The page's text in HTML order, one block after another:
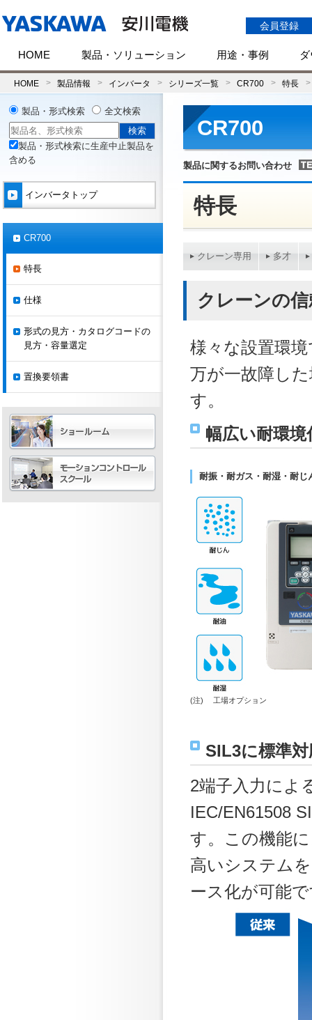
会員登録
HOME 製品・ソリューション 用途・事例
HOME 製品情報 インバータ シリーズ一覧 CR700 特長
CR700
製品に関するお問い合わせ
特長
クレーン専用 多才
クレーンの
様々な設置環
万が一故障し
す。
幅広い耐環
耐振・耐ガス・耐湿・耐じ
(注) 工場オプション
SIL3に標準
2端子入力によ
IEC/EN61508
す。この機能
高いシステム
ース化が可能
製品・形式検索 全文検索
製品・形式検索に生産中止製品を
含める
インバータトップ
CR700
特長
仕様
形式の見方・カタログコードの
見方・容量選定
置換要領書